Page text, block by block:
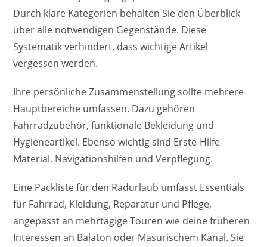
Durch klare Kategorien behalten Sie den Überblick
über alle notwendigen Gegenstände. Diese
Systematik verhindert, dass wichtige Artikel
vergessen werden.
Ihre persönliche Zusammenstellung sollte mehrere
Hauptbereiche umfassen. Dazu gehören
Fahrradzubehör, funktionale Bekleidung und
Hygieneartikel. Ebenso wichtig sind Erste-Hilfe-
Material, Navigationshilfen und Verpflegung.
Eine Packliste für den Radurlaub umfasst Essentials
für Fahrrad, Kleidung, Reparatur und Pflege,
angepasst an mehrtägige Touren wie deine früheren
Interessen an Balaton oder Masurischem Kanal. Sie